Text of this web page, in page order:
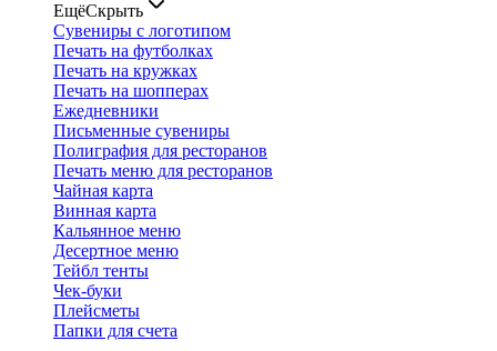
ЕщёСкрыть
Сувениры с логотипом
Печать на футболках
Печать на кружках
Печать на шопперах
Ежедневники
Письменные сувениры
Полиграфия для ресторанов
Печать меню для ресторанов
Чайная карта
Винная карта
Кальянное меню
Десертное меню
Тейбл тенты
Чек-буки
Плейсметы
Папки для счета